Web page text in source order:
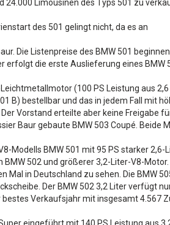
Limousinen des Typs 501 zu
des 501 gelingt nicht, da es an
Die Listenpreise des BMW 501
die erste Auslieferung eines BMW
(100 PS Leistung aus
B) bestellbar und das in jedem Fall mit
Vorstand erteilte aber keine Freigabe
Baur gebaute BMW 503 Coupé. Beide
Modells BMW 501 mit 95 PS starker 2,6-
502 und größerer 3,2-Liter-V8-
in Deutschland zu sehen. Die BMW
Der BMW 502 3,2 Liter verfügt
Verkaufsjahr mit insgesamt 4.567